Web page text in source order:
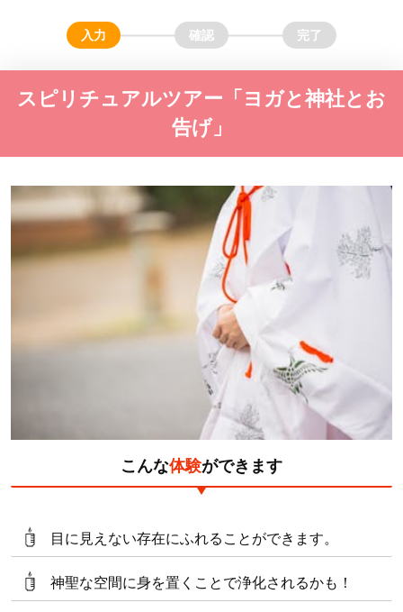
スピリチュアルツアー「ヨガと神社とお
告げ」
こんな体験ができます
目に見えない存在にふれることができます。
神聖な空間に身を置くことで浄化されるかも！